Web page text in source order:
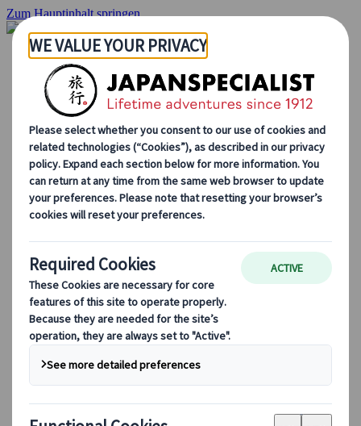
Zum Hauptinhalt springen
Startseite
Rundreisen
Individuelle Reisen
Gruppenreisen
Selbstfahrerreisen
Ausflüge
Massgeschneiderte Gruppenreisen
Japan Rail Pass
Wie wir arbeiten
Über uns
Treffen Sie unser Team
Werden Sie Teil unseres Teams
Saisonale Reisetipps
Highlights des Reiseziels
Kulturelle Einblicke
Kulinarische Erlebnisse
Entdecke Japan mit dem Zug
Häufig gestellte Fragen
Wichtige Informationen
Etikette in Japan
Autofahren in Japan
Bei uns buchen
Japan Rail Pass
Unterkunft
Online-Beratung